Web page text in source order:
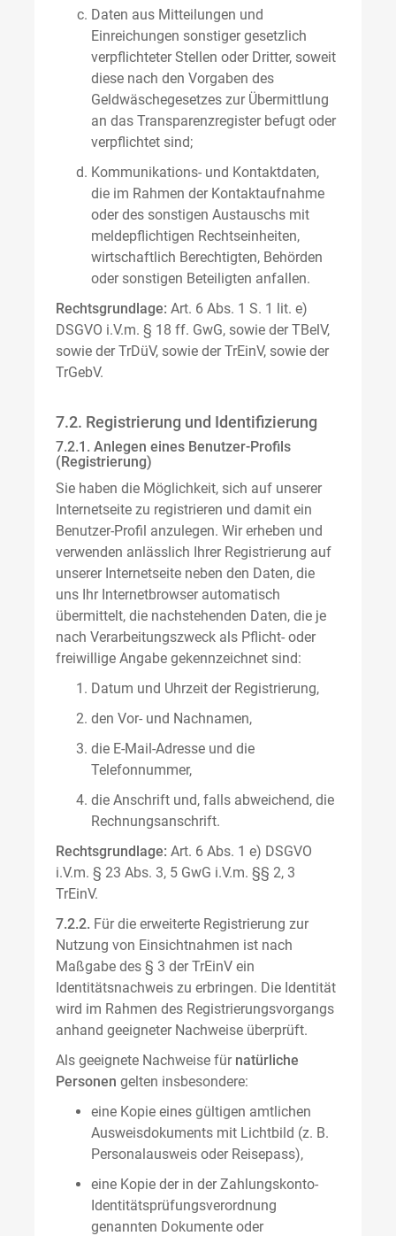
Daten aus Mitteilungen und
Einreichungen sonstiger gesetzlich
verpflichteter Stellen oder Dritter, soweit
diese nach den Vorgaben des
Geldwäschegesetzes zur Übermittlung
an das Transparenzregister befugt oder
verpflichtet sind;
Kommunikations- und Kontaktdaten,
die im Rahmen der Kontaktaufnahme
oder des sonstigen Austauschs mit
meldepflichtigen Rechtseinheiten,
wirtschaftlich Berechtigten, Behörden
oder sonstigen Beteiligten anfallen.
Rechtsgrundlage: Art. 6 Abs. 1 S. 1 lit. e)
DSGVO i.V.m. § 18 ff. GwG, sowie der TBelV,
sowie der TrDüV, sowie der TrEinV, sowie der
TrGebV.
7.2. Registrierung und Identifizierung
7.2.1. Anlegen eines Benutzer-Profils
(Registrierung)
Sie haben die Möglichkeit, sich auf unserer
Internetseite zu registrieren und damit ein
Benutzer-Profil anzulegen. Wir erheben und
verwenden anlässlich Ihrer Registrierung auf
unserer Internetseite neben den Daten, die
uns Ihr Internetbrowser automatisch
übermittelt, die nachstehenden Daten, die je
nach Verarbeitungszweck als Pflicht- oder
freiwillige Angabe gekennzeichnet sind:
Datum und Uhrzeit der Registrierung,
den Vor- und Nachnamen,
die E-Mail-Adresse und die
Telefonnummer,
die Anschrift und, falls abweichend, die
Rechnungsanschrift.
Rechtsgrundlage: Art. 6 Abs. 1 e) DSGVO
i.V.m. § 23 Abs. 3, 5 GwG i.V.m. §§ 2, 3
TrEinV.
7.2.2. Für die erweiterte Registrierung zur
Nutzung von Einsichtnahmen ist nach
Maßgabe des § 3 der TrEinV ein
Identitätsnachweis zu erbringen. Die Identität
wird im Rahmen des Registrierungsvorgangs
anhand geeigneter Nachweise überprüft.
Als geeignete Nachweise für natürliche
Personen gelten insbesondere:
eine Kopie eines gültigen amtlichen
Ausweisdokuments mit Lichtbild (z. B.
Personalausweis oder Reisepass),
eine Kopie der in der Zahlungskonto-
Identitätsprüfungsverordnung
genannten Dokumente oder